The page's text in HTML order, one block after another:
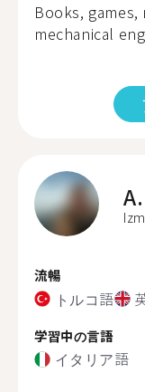
Books,
mechanical
A.
流暢
トルコ語
学習中の言語
イタリア語